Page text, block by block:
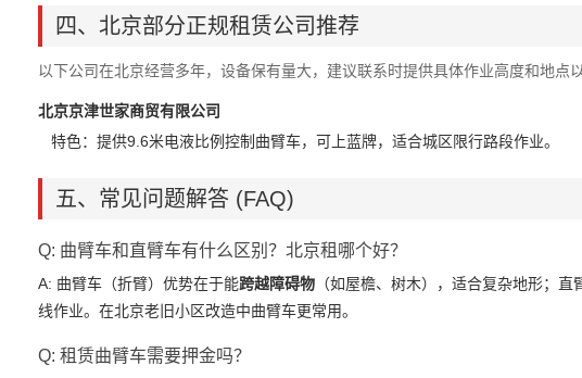
四、北京部分正规租赁公司推荐
以下公司在北京经营多年，设备保有量大，建议联系时提供具体作业高度和地点
北京京津世家商贸有限公司
特色：提供9.6米电液比例控制曲臂车，可上蓝牌，适合城区限行路段作业。
五、常见问题解答 (FAQ)
Q: 曲臂车和直臂车有什么区别？北京租哪个好？
A: 曲臂车（折臂）优势在于能跨越障碍物（如屋檐、树木），适合复杂地形；直
线作业。在北京老旧小区改造中曲臂车更常用。
Q: 租赁曲臂车需要押金吗？